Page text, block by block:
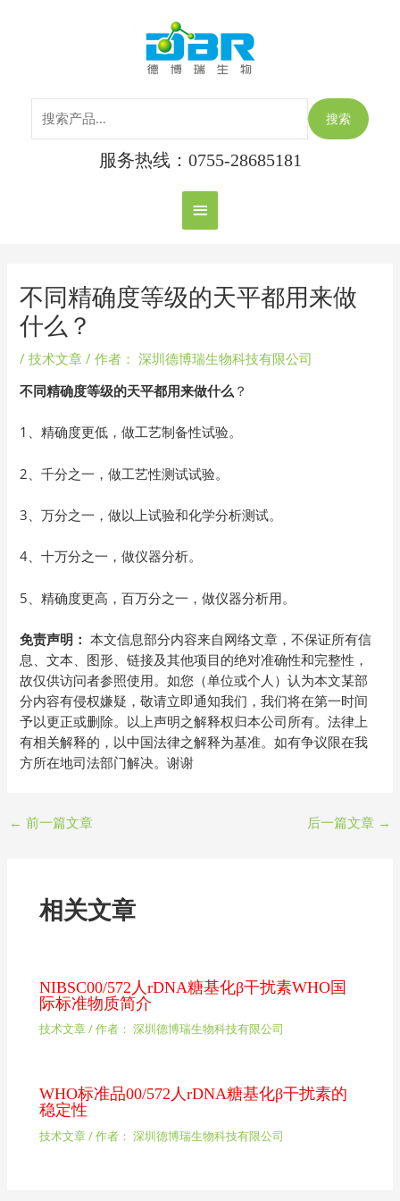
主
菜
单
搜索
服务热线：0755-28685181
不同精确度等级的天平都用来做
什么？
/技术文章 / 作者： 深圳德博瑞生物科技有限公司
不同精确度等级的天平都用来做什么 ？
1、精确度更低，做工艺制备性试验。
2、千分之一，做工艺性测试试验。
3、万分之一，做以上试验和化学分析测试。
4、十万分之一，做仪器分析。
5、精确度更高，百万分之一，做仪器分析用。
免责声明： 本文信息部分内容来自网络文章，不保证所有信
息、文本、图形、链接及其他项目的绝对准确性和完整性，
故仅供访问者参照使用。如您（单位或个人）认为本文某部
分内容有侵权嫌疑，敬请立即通知我们，我们将在第一时间
予以更正或删除。以上声明之解释权归本公司所有。法律上
有相关解释的，以中国法律之解释为基准。如有争议限在我
方所在地司法部门解决。谢谢
← 前一篇文章 后一篇文章 →
相关文章
NIBSC00/572人rDNA糖基化β干扰素WHO国
际标准物质简介
技术文章/ 作者： 深圳德博瑞生物科技有限公司
WHO标准品00/572人rDNA糖基化β干扰素的
稳定性
技术文章/ 作者： 深圳德博瑞生物科技有限公司